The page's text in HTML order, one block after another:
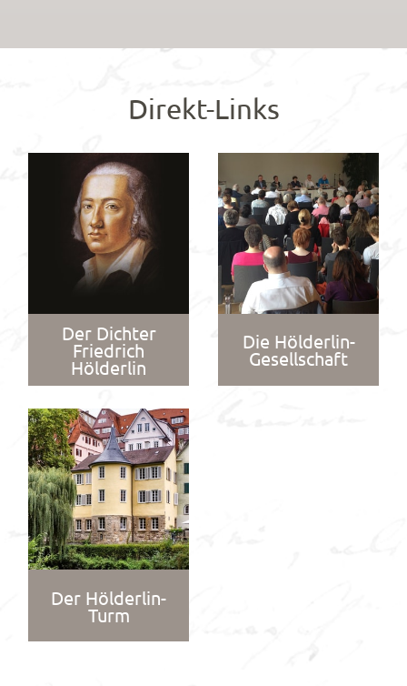
Direkt-Links
Der Dichter
Friedrich
Hölderlin
Die Hölderlin-
Gesellschaft
Der Hölderlin-
Turm